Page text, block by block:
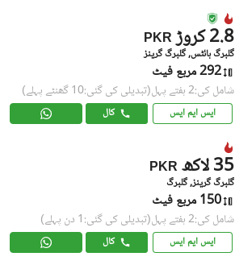
PKR 2.8 کروڑ
گلبرگ ہائٹس, گلبرگ گرینز
292 مربع فیٹ
شامل کی:2 ہفتے پہل (تبدیلی کی گئی:10 گھنٹے پہلے)
ایس ایم ایس کال
PKR 35 لاکھ
گلبرگ گرینز, گلبرگ
150 مربع فیٹ
شامل کی:2 ہفتے پہل (تبدیلی کی گئی:1 دن پہلے)
ایس ایم ایس کال